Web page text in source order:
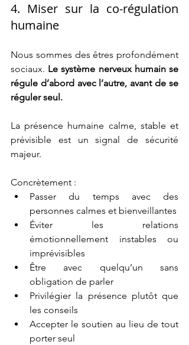
4. Miser sur la co-régulation
humaine
Nous sommes des êtres profondément
sociaux. Le système nerveux humain se
régule d’abord avec l’autre, avant de se
réguler seul.
La présence humaine calme, stable et
prévisible est un signal de sécurité
majeur.
Concrètement :
Passer du temps avec des
personnes calmes et bienveillantes
Éviter les relations
émotionnellement instables ou
imprévisibles
Être avec quelqu’un sans
obligation de parler
Privilégier la présence plutôt que
les conseils
Accepter le soutien au lieu de tout
porter seul